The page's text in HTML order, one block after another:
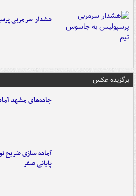
هشدار سرمربی
برگزیده عکس
جاده‌های مشهد
آماده سازی ضریح
پایانی صفر